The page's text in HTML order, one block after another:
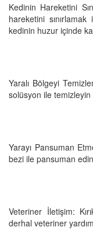
Kedinin Hareketini
hareketini
kedinin huzur içinde
Yaralı Bölgeyi
solüsyon ile temizleyin
Yarayı Pansuman
bezi ile pansuman edin
Veteriner İletişim:
derhal veteriner